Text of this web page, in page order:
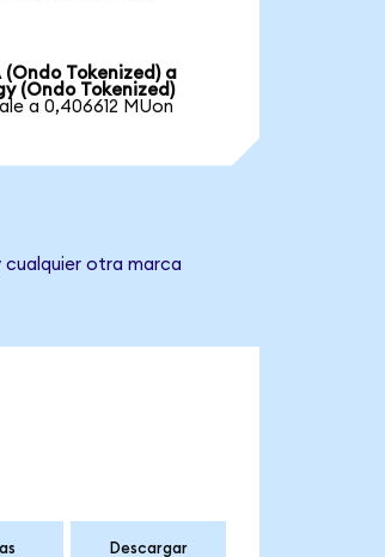
Tokenized) a
(Ondo Tokenized)
a 0,406612 MUon
cualquier otra marca
Descargar